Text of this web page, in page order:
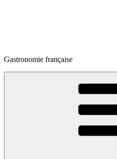
Gastronomie française